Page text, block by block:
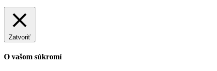
Zatvoriť
O vašom súkromí